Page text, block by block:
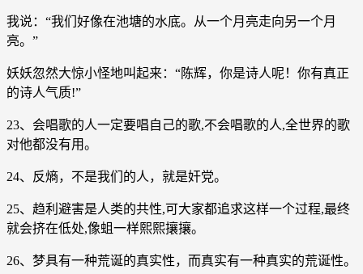
我说：“我们好像在池塘的水底。从一个月亮走向另一个月
亮。”
妖妖忽然大惊小怪地叫起来：“陈辉，你是诗人呢！你有真正
的诗人气质!”
23、会唱歌的人一定要唱自己的歌,不会唱歌的人,全世界的歌
对他都没有用。
24、反熵，不是我们的人，就是奸党。
25、趋利避害是人类的共性,可大家都追求这样一个过程,最终
就会挤在低处,像蛆一样熙熙攘攘。
26、梦具有一种荒诞的真实性，而真实有一种真实的荒诞性。